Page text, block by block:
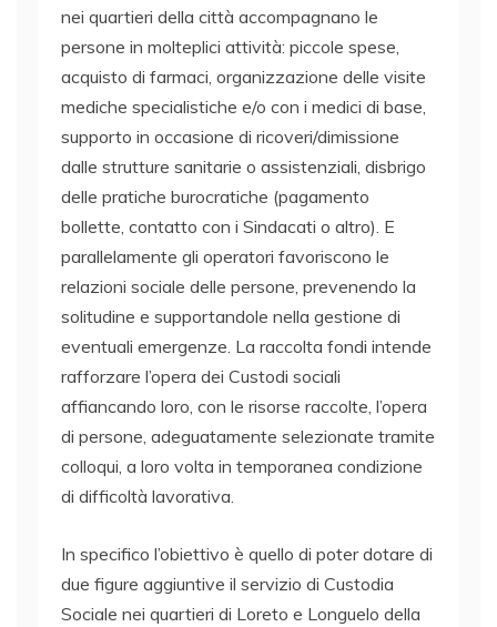
nei quartieri della città accompagnano le
persone in molteplici attività: piccole spese,
acquisto di farmaci, organizzazione delle visite
mediche specialistiche e/o con i medici di base,
supporto in occasione di ricoveri/dimissione
dalle strutture sanitarie o assistenziali, disbrigo
delle pratiche burocratiche (pagamento
bollette, contatto con i Sindacati o altro). E
parallelamente gli operatori favoriscono le
relazioni sociale delle persone, prevenendo la
solitudine e supportandole nella gestione di
eventuali emergenze. La raccolta fondi intende
rafforzare l’opera dei Custodi sociali
affiancando loro, con le risorse raccolte, l’opera
di persone, adeguatamente selezionate tramite
colloqui, a loro volta in temporanea condizione
di difficoltà lavorativa.
In specifico l’obiettivo è quello di poter dotare di
due figure aggiuntive il servizio di Custodia
Sociale nei quartieri di Loreto e Longuelo della